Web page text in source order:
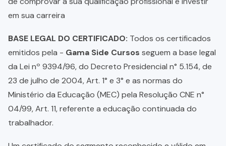
em sua carreira
BASE LEGAL DO CERTIFICADO: Todos os certificados
emitidos pela - Gama Side Cursos seguem a base legal
da Lei nº 9394/96, do Decreto Presidencial n° 5.154, de
23 de julho de 2004, Art. 1° e 3° e as normas do
Ministério da Educação (MEC) pela Resolução CNE n°
04/99, Art. 11, referente a educação continuada do
trabalhador.